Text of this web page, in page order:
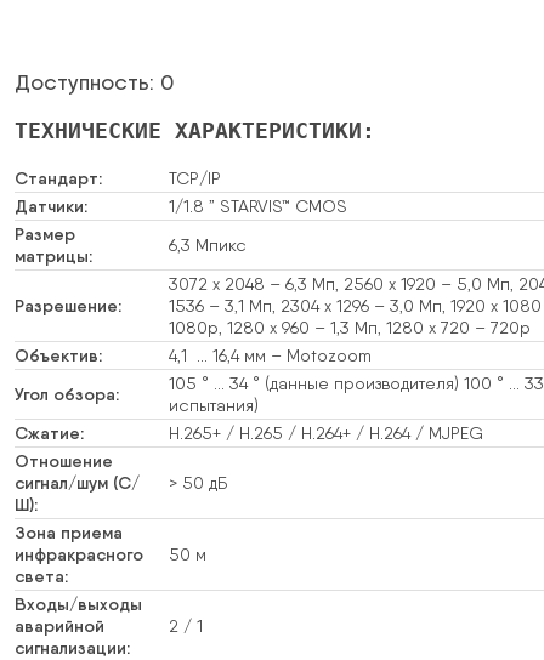
Доступность: 0
ТЕХНИЧЕСКИЕ ХАРАКТЕРИСТИКИ:
Стандарт: TCP/IP
Датчики: 1/1.8 ” STARVIS™ CMOS
Размер
матрицы:
6,3 Мпикс
Разрешение:
3072 x 2048 – 6,3 Мп, 2560 x 1920 – 5,0 Мп,
1536 – 3,1 Мп, 2304 x 1296 – 3,0 Мп, 1920 x
1080p, 1280 x 960 – 1,3 Мп, 1280 x 720 – 720p
Объектив: 4,1 … 16,4 мм – Motozoom
Угол обзора:
105 ° … 34 ° (данные производителя) 100 ° …
испытания)
Сжатие: H.265+ / H.265 / H.264+ / H.264 / MJPEG
Отношение
сигнал/шум (С/
Ш):
> 50 дБ
Зона приема
инфракрасного
света:
50 м
Входы/выходы
аварийной
сигнализации:
2 / 1